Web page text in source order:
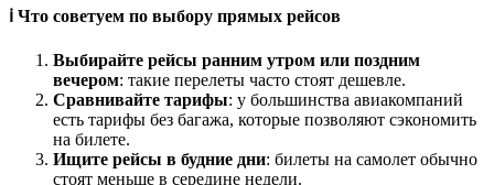
ℹ️ Что советуем по выбору прямых рейсов
Выбирайте рейсы ранним утром или поздним
вечером: такие перелеты часто стоят дешевле.
Сравнивайте тарифы: у большинства авиакомпаний
есть тарифы без багажа, которые позволяют сэкономить
на билете.
Ищите рейсы в будние дни: билеты на самолет обычно
стоят меньше в середине недели.